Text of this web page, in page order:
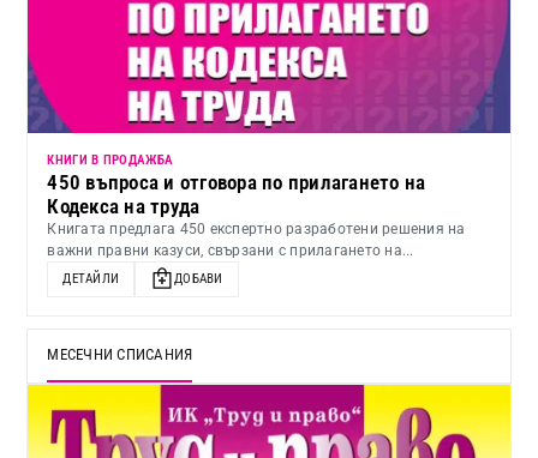
КНИГИ В ПРОДАЖБА
450 въпроса и отговора по прилагането на
Кодекса на труда
Книгата предлага 450 експертно разработени решения на
важни правни казуси, свързани с прилагането на...
ДЕТАЙЛИ ДОБАВИ
МЕСЕЧНИ СПИСАНИЯ